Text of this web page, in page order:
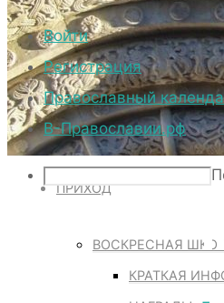
ДУХОВЕНСТВО
НОВОСТИ
ПРИХОД
ВОСКРЕСНАЯ
КРАТКАЯ
Войти
Регистрация
Православный
В-Православии.рф